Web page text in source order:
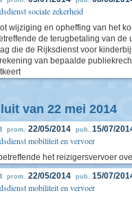
sociale zekerheid
wijziging en opheffing van het
de terugbetaling van de
die de Rijksdienst voor
van bepaalde
van 22 mei 2014
prom. 22/05/2014 pub. 15/07/
mobiliteit en vervoer
het reizigersvervoer
prom. 22/05/2014 pub. 15/07/
mobiliteit en vervoer